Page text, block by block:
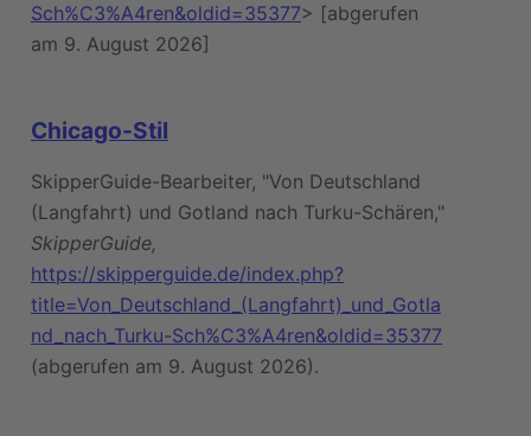
Sch%C3%A4ren&oldid=35377> [abgerufen
am 9. August 2026]
Chicago-Stil
SkipperGuide-Bearbeiter, "Von Deutschland
(Langfahrt) und Gotland nach Turku-Schären,"
SkipperGuide,
https://skipperguide.de/index.php?
title=Von_Deutschland_(Langfahrt)_und_Gotla
nd_nach_Turku-Sch%C3%A4ren&oldid=35377
(abgerufen am 9. August 2026).